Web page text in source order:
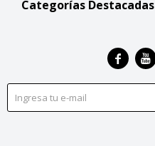
Categorías Destacadas
 